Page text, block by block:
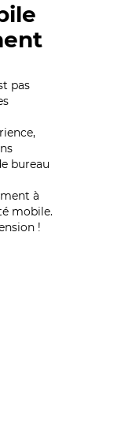
pas
bureau
à
mobile.
!